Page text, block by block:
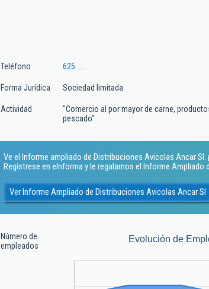
Teléfono 625.....
Forma Jurídica Sociedad limitada
Actividad
"Comercio al por mayor de carne,
pescado"
Ve el Informe ampliado de Distribuciones Avicolas Ancar Sl.
Regístrese en eInforma y le regalamos el Informe Ampliado
Ver Informe Ampliado de Distribuciones Avicolas Ancar Sl
Número de
empleados
Evolución de